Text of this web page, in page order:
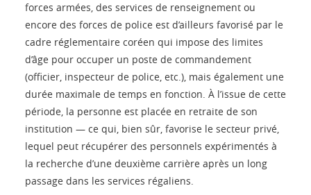
forces armées, des services de renseignement ou
encore des forces de police est d’ailleurs favorisé par le
cadre réglementaire coréen qui impose des limites
d’âge pour occuper un poste de commandement
(officier, inspecteur de police, etc.), mais également une
durée maximale de temps en fonction. À l’issue de cette
période, la personne est placée en retraite de son
institution — ce qui, bien sûr, favorise le secteur privé,
lequel peut récupérer des personnels expérimentés à
la recherche d’une deuxième carrière après un long
passage dans les services régaliens.